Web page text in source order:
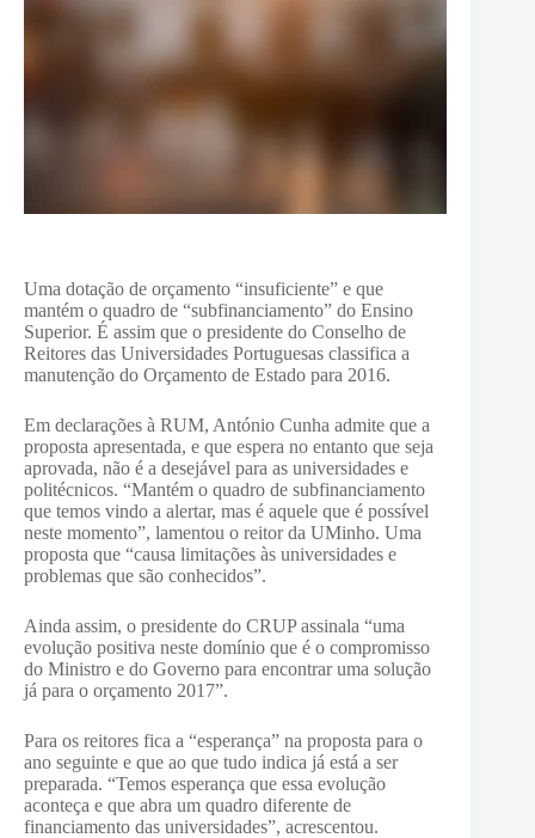
Uma dotação de orçamento “insuficiente” e que
mantém o quadro de “subfinanciamento” do Ensino
Superior. É assim que o presidente do Conselho de
Reitores das Universidades Portuguesas classifica a
manutenção do Orçamento de Estado para 2016.
Em declarações à RUM, António Cunha admite que a
proposta apresentada, e que espera no entanto que seja
aprovada, não é a desejável para as universidades e
politécnicos. “Mantém o quadro de subfinanciamento
que temos vindo a alertar, mas é aquele que é possível
neste momento”, lamentou o reitor da UMinho. Uma
proposta que “causa limitações às universidades e
problemas que são conhecidos”.
Ainda assim, o presidente do CRUP assinala “uma
evolução positiva neste domínio que é o compromisso
do Ministro e do Governo para encontrar uma solução
já para o orçamento 2017”.
Para os reitores fica a “esperança” na proposta para o
ano seguinte e que ao que tudo indica já está a ser
preparada. “Temos esperança que essa evolução
aconteça e que abra um quadro diferente de
financiamento das universidades”, acrescentou.